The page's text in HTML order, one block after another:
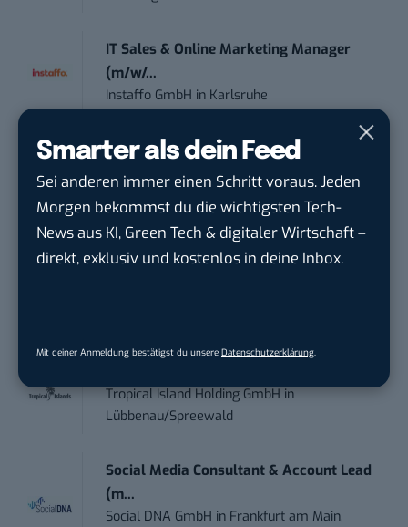
Smarter als dein Feed
Sei anderen immer einen Schritt voraus. Jeden
Morgen bekommst du die wichtigsten Tech-
News aus KI, Green Tech & digitaler Wirtschaft –
direkt, exklusiv und kostenlos in deine Inbox.
Mit deiner Anmeldung bestätigst du unsere Datenschutzerklärung.
IT Sales & Online Marketing Manager
(m/w/...
Instaffo GmbH in Karlsruhe
Marketing Manager – Content
Marketing /...
Content Marketing Specialist Product &
Tropical Island Holding GmbH in
Lübbenau/Spreewald
Social Media Consultant & Account Lead
(m...
Social DNA GmbH in Frankfurt am Main,